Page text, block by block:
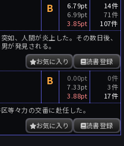
B
6.79pt
6.99pt
3.85pt
14件
71件
107件
如、人間が炎上した。その数日後、
が発見される。
読書登録
お気に入り
B
0.00pt
7.33pt
3.88pt
0件
3件
17件
等々力の交番に赴任した。
読書登録
お気に入り